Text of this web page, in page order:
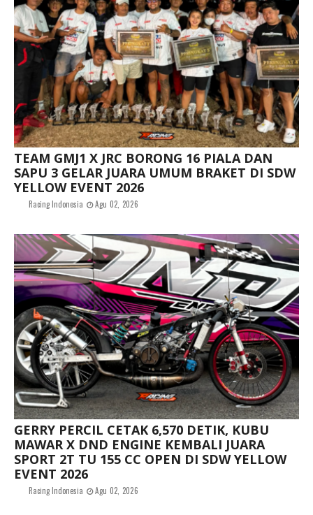
TEAM GMJ1 X JRC BORONG 16 PIALA DAN
SAPU 3 GELAR JUARA UMUM BRAKET DI SDW
YELLOW EVENT 2026
Racing Indonesia Agu 02, 2026
GERRY PERCIL CETAK 6,570 DETIK, KUBU
MAWAR X DND ENGINE KEMBALI JUARA
SPORT 2T TU 155 CC OPEN DI SDW YELLOW
EVENT 2026
Racing Indonesia Agu 02, 2026